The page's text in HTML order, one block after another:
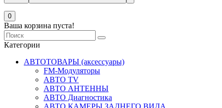
0
Ваша корзина пуста!
Категории
АВТОТОВАРЫ (аксессуары)
FM-Модуляторы
АВТО TV
АВТО АНТЕННЫ
АВТО Диагностика
АВТО КАМЕРЫ ЗАДНЕГО ВИДА